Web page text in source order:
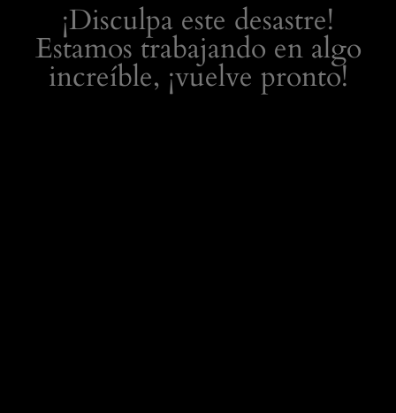
¡Disculpa este desastre!
Estamos trabajando en algo
increíble, ¡vuelve pronto!